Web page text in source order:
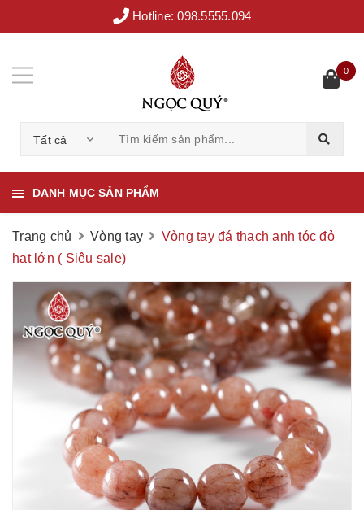
Hotline:098.5555.094
Tất cả
0
DANH MỤC SẢN PHẨM
Trang chủ Vòng tay
Vòng tay đá thạch anh tóc đỏ
hạt lớn ( Siêu sale)